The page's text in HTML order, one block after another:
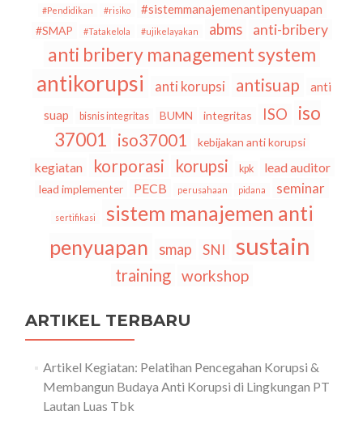
#Pendidikan
#risiko #sistemmanajemenantipenyuapan
#SMAP #Tatakelola #ujikelayakan abms anti-bribery
anti bribery management system
antikorupsi anti korupsi antisuap
anti
suap
bisnis integritas BUMN integritas ISO
iso
37001
iso37001 kebijakan anti korupsi
kegiatan korporasi korupsi kpk lead auditor
lead implementer PECB perusahaan pidana seminar
sertifikasi
sistem manajemen anti
penyuapan
smap SNI sustain
training workshop
ARTIKEL TERBARU
Artikel Kegiatan: Pelatihan Pencegahan Korupsi &
Membangun Budaya Anti Korupsi di Lingkungan PT
Lautan Luas Tbk